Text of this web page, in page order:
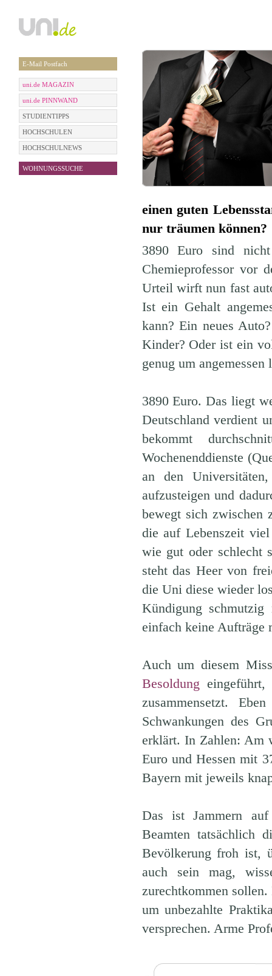
E-Mail Postfach
uni.de MAGAZIN
uni.de PINNWAND
STUDIENTIPPS
HOCHSCHULEN
HOCHSCHULNEWS
WOHNUNGSSUCHE
einen guten
nur träumen können?
3890 Euro sind
Chemieprofessor vor
Urteil wirft nun fast
Ist ein Gehalt
kann? Ein neues
Kinder? Oder ist ein
genug um angemessen
3890 Euro. Das liegt
Deutschland verdient
bekommt
Wochenenddienste
an den
aufzusteigen und
bewegt sich zwischen
die auf Lebenszeit
wie gut oder schlecht
steht das Heer von
die Uni diese wieder
Kündigung schmutzig
einfach keine Aufträge
Auch um diesem
Besoldung
zusammensetzt.
Schwankungen des
erklärt. In Zahlen: Am
Euro und Hessen mit
Bayern mit jeweils
Das ist Jammern
Beamten tatsächlich
Bevölkerung froh ist,
auch sein mag,
zurechtkommen
um unbezahlte
versprechen. Arme